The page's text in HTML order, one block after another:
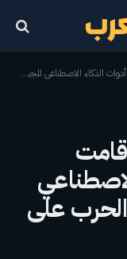
للجيش الإسرائيلي أثناء الحرب على غزة
الحرب على